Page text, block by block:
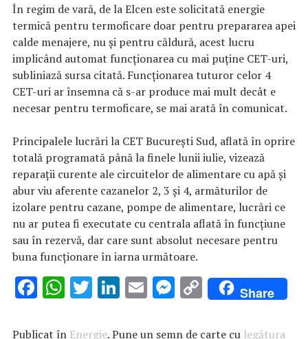
În regim de vară, de la Elcen este solicitată energie
termică pentru termoficare doar pentru prepararea apei
calde menajere, nu şi pentru căldură, acest lucru
implicând automat funcţionarea cu mai puţine CET-uri,
subliniază sursa citată. Funcţionarea tuturor celor 4
CET-uri ar însemna că s-ar produce mai mult decât e
necesar pentru termoficare, se mai arată în comunicat.
Principalele lucrări la CET Bucureşti Sud, aflată în oprire
totală programată până la finele lunii iulie, vizează
reparaţii curente ale circuitelor de alimentare cu apă şi
abur viu aferente cazanelor 2, 3 şi 4, armăturilor de
izolare pentru cazane, pompe de alimentare, lucrări ce
nu ar putea fi executate cu centrala aflată în funcţiune
sau în rezervă, dar care sunt absolut necesare pentru
buna funcţionare în iarna următoare.
F
e
W
at
T
it
Li
k
E
ai
M
se
C
o
p
Share
Publicat în Energie. Pune un semn de carte cu legătura